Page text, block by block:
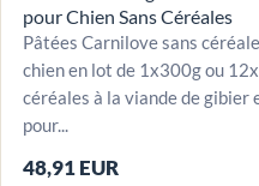
pour Chien Sans Céréales
Pâtées Carnilove sans
chien en lot de 1x300g ou
céréales à la viande de
pour...
48,91 EUR